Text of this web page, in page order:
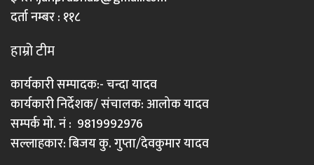
दर्ता नम्बर : ११८
हाम्रो टीम
कार्यकारी सम्पादक:- चन्दा यादव
कार्यकारी निर्देशक/ संचालक: आलोक यादव
सम्पर्क मो. नं : 9819992976
सल्लाहकार: बिजय कु. गुप्ता/देवकुमार यादव